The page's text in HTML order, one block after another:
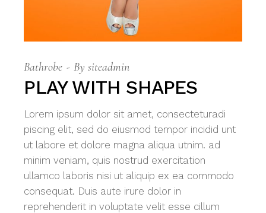
Bathrobe By siteadmin
PLAY WITH SHAPES
Lorem ipsum dolor sit amet, consecteturadi
piscing elit, sed do eiusmod tempor incidid unt
ut labore et dolore magna aliqua utnim. ad
minim veniam, quis nostrud exercitation
ullamco laboris nisi ut aliquip ex ea commodo
consequat. Duis aute irure dolor in
reprehenderit in voluptate velit esse cillum